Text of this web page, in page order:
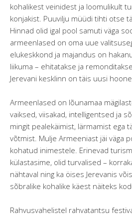
kohalikest veinidest ja loomulikult
konjakist. Puuvilju müüdi tihti otse
Hinnad olid igal pool samuti väga
armeenlased on oma uue
elukeskkond ja majandus on
liikuma – ehitatakse ja
Jerevani kesklinn on täis uusi
Armeenlased on lõunamaa
vaiksed, viisakad, intelligentsed ja
mingit pealekäimist, lärmamist ega
võtmist. Mulje Armeeniast jäi väga
kohatud inimestele. Erinevad
külastasime, olid turvalised –
nähtaval ning ka öises Jerevanis
sõbralike kohalike käest näiteks
Rahvusvahelistel rahvatantsu